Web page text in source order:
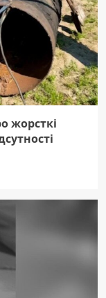
жорсткі